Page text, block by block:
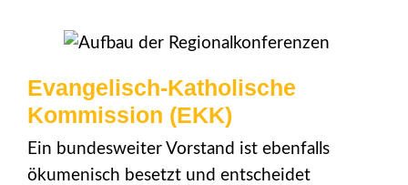
Evangelisch-Katholische
Kommission (EKK)
Ein bundesweiter Vorstand ist ebenfalls
ökumenisch besetzt und entscheidet